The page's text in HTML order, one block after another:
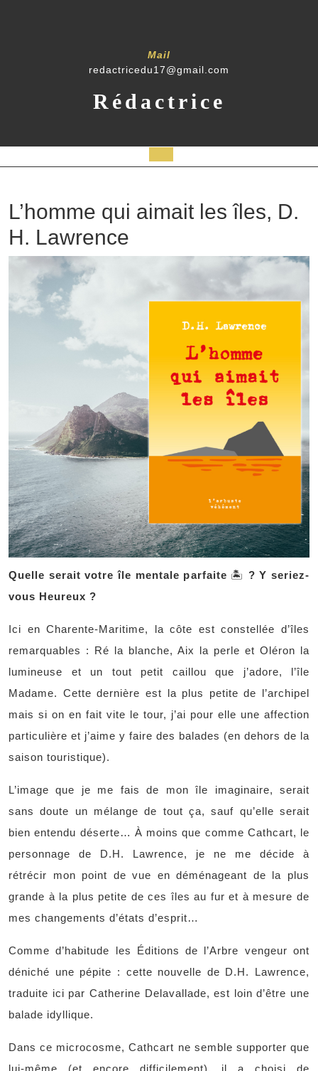
Mail
redactricedu17@gmail.com
Rédactrice
Button
L’homme qui aimait les îles, D.
H. Lawrence
Quelle serait votre île mentale parfaite 🏝 ? Y seriez-
vous Heureux ?
Ici en Charente-Maritime, la côte est constellée d’îles
remarquables : Ré la blanche, Aix la perle et Oléron la
lumineuse et un tout petit caillou que j’adore, l’île
Madame. Cette dernière est la plus petite de l’archipel
mais si on en fait vite le tour, j’ai pour elle une affection
particulière et j’aime y faire des balades (en dehors de la
saison touristique).
L’image que je me fais de mon île imaginaire, serait
sans doute un mélange de tout ça, sauf qu’elle serait
bien entendu déserte… À moins que comme Cathcart, le
personnage de D.H. Lawrence, je ne me décide à
rétrécir mon point de vue en déménageant de la plus
grande à la plus petite de ces îles au fur et à mesure de
mes changements d’états d’esprit…
Comme d’habitude les Éditions de l’Arbre vengeur ont
déniché une pépite : cette nouvelle de D.H. Lawrence,
traduite ici par Catherine Delavallade, est loin d’être une
balade idyllique.
Dans ce microcosme, Cathcart ne semble supporter que
lui-même (et encore difficilement), il a choisi de